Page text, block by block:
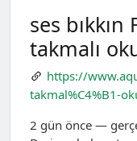
ses
takmalı
https://
takmal%C4%B1-
2 gün önce —